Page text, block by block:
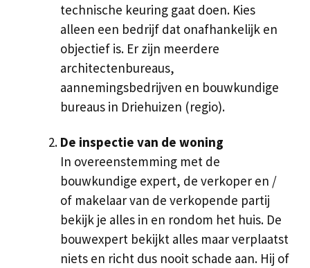
technische keuring gaat doen. Kies
alleen een bedrijf dat onafhankelijk en
objectief is. Er zijn meerdere
architectenbureaus,
aannemingsbedrijven en bouwkundige
bureaus in Driehuizen (regio).
De inspectie van de woning
In overeenstemming met de
bouwkundige expert, de verkoper en /
of makelaar van de verkopende partij
bekijk je alles in en rondom het huis. De
bouwexpert bekijkt alles maar verplaatst
niets en richt dus nooit schade aan. Hij of